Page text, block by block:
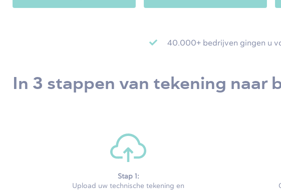
40.000+ bedrijven gingen u
In 3 stappen van tekening naar
Stap 1:
Upload uw technische tekening en